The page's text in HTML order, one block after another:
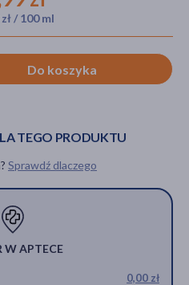
/ 100 ml
Do koszyka
TEGO PRODUKTU
Sprawdź dlaczego
W APTECE
0,00 zł